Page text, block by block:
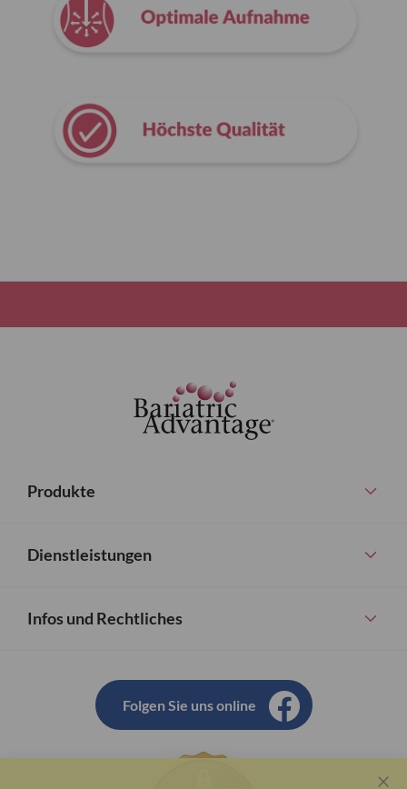
Produkte
Dienstleistungen
Infos und Rechtliches
Folgen Sie uns online